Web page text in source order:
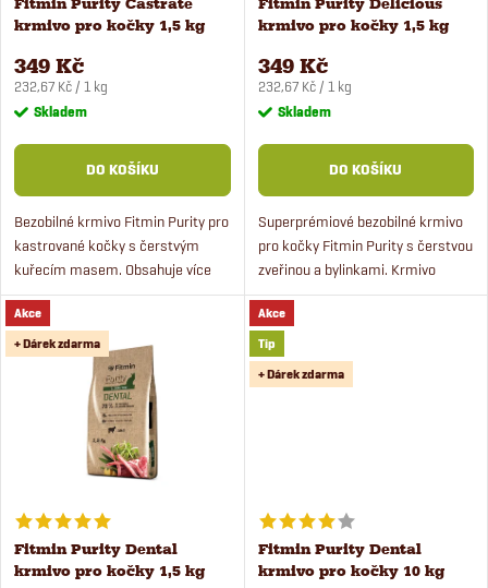
p
r
o
d
u
k
t
p
r
o
d
u
k
Fitmin Purity Castrate
krmivo pro kočky 1,5 kg
349 Kč
Měrná
cena:
232,67 Kč / 1 kg
Skladem
DO KOŠÍKU
Bezobilné krmivo Fitmin Purity pro
kastrované kočky s čerstvým
kuřecím masem. Obsahuje více
jak 50 % masa a zdraví prospěšné
bylinky.
Fitmin Purity Delicious
krmivo pro kočky 1,5 kg
349 Kč
Měrná
cena:
232,67 Kč / 1 kg
Skladem
DO KOŠÍKU
Superprémiové bezobilné krmivo
pro kočky Fitmin Purity s čerstvou
zveřinou a bylinkami. Krmivo
obsahuje více jak 50 % masa a
zdraví prospěšné suroviny.
Akce
+ Dárek zdarma
Fitmin Purity Dental
krmivo pro kočky 1,5 kg
Akce
Tip
+ Dárek zdarma
Fitmin Purity Dental
krmivo pro kočky 10 kg